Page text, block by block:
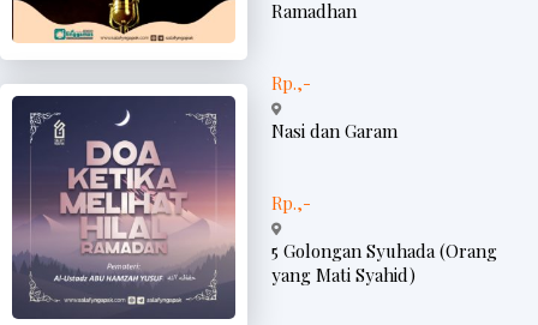
Ramadhan
Rp.,-
Nasi dan Garam
Rp.,-
5 Golongan Syuhada (Orang
yang Mati Syahid)